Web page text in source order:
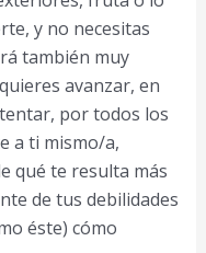
y no necesitas
también muy
avanzar, en
por todos los
a ti mismo/a,
qué te resulta más
de tus debilidades
éste) cómo